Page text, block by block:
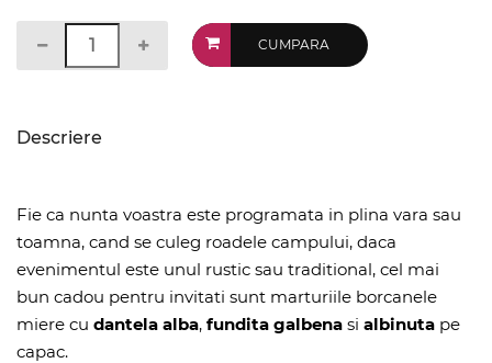
CUMPARA
Descriere
Fie ca nunta voastra este programata in plina vara sau
toamna, cand se culeg roadele campului, daca
evenimentul este unul rustic sau traditional, cel mai
bun cadou pentru invitati sunt marturiile borcanele
miere cu dantela alba, fundita galbena si albinuta pe
capac.